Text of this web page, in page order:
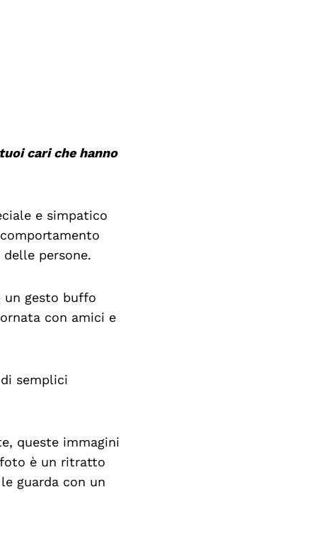
cari che hanno
e simpatico
persone.
un gesto buffo
con amici e
semplici
queste immagini
foto è un ritratto
guarda con un